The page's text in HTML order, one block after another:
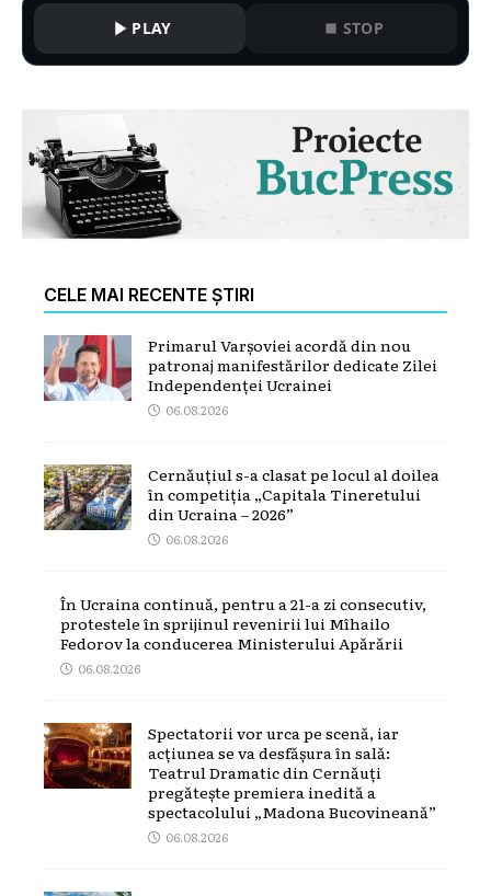
PLAY STOP
CELE MAI RECENTE ȘTIRI
Primarul Varșoviei acordă din nou
patronaj manifestărilor dedicate Zilei
Independenței Ucrainei
06.08.2026
Cernăuțiul s-a clasat pe locul al doilea
în competiția „Capitala Tineretului
din Ucraina – 2026”
06.08.2026
În Ucraina continuă, pentru a 21-a zi consecutiv,
protestele în sprijinul revenirii lui Mîhailo
Fedorov la conducerea Ministerului Apărării
06.08.2026
Spectatorii vor urca pe scenă, iar
acțiunea se va desfășura în sală:
Teatrul Dramatic din Cernăuți
pregătește premiera inedită a
spectacolului „Madona Bucovineană”
06.08.2026